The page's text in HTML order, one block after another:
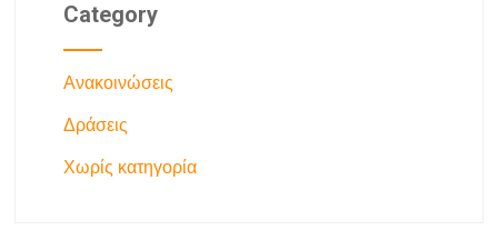
Category
Ανακοινώσεις
Δράσεις
Χωρίς κατηγορία